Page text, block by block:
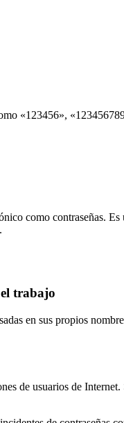
«123456»,
como contraseñas.
trabajo
en sus propios
de usuarios de